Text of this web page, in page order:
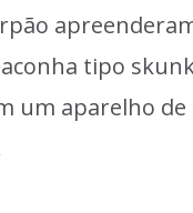
tipo
um aparelho de